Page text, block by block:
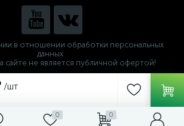
0 0
/шт
в отношении обработки персональных
данных
сайте не является публичной офертой!